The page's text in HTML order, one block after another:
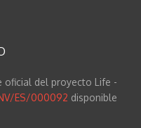
oficial del proyecto Life -
ES/000092 disponible